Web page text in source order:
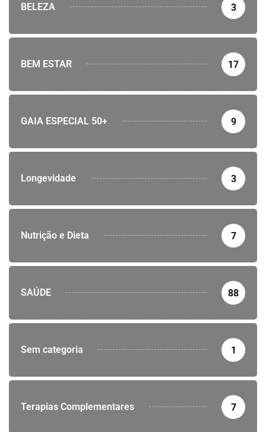
BELEZA 3
BEM ESTAR 17
GAIA ESPECIAL 50+ 9
Longevidade 3
Nutrição e Dieta 7
SAÚDE 88
Sem categoria 1
Terapias Complementares 7